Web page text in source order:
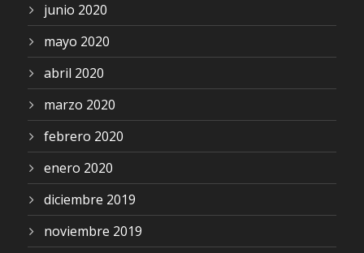
junio 2020
mayo 2020
abril 2020
marzo 2020
febrero 2020
enero 2020
diciembre 2019
noviembre 2019